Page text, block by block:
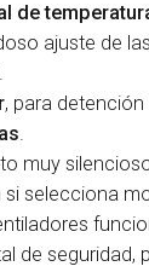
de
ajuste de
, para
.
muy
si selecciona
de seguridad,